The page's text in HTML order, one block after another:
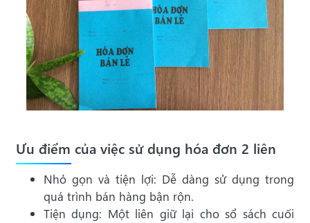
Ưu điểm của việc sử dụng hóa đơn 2 liên
Nhỏ gọn và tiện lợi: Dễ dàng sử dụng trong
quá trình bán hàng bận rộn.
Tiện dụng: Một liên giữ lại cho sổ sách cuối